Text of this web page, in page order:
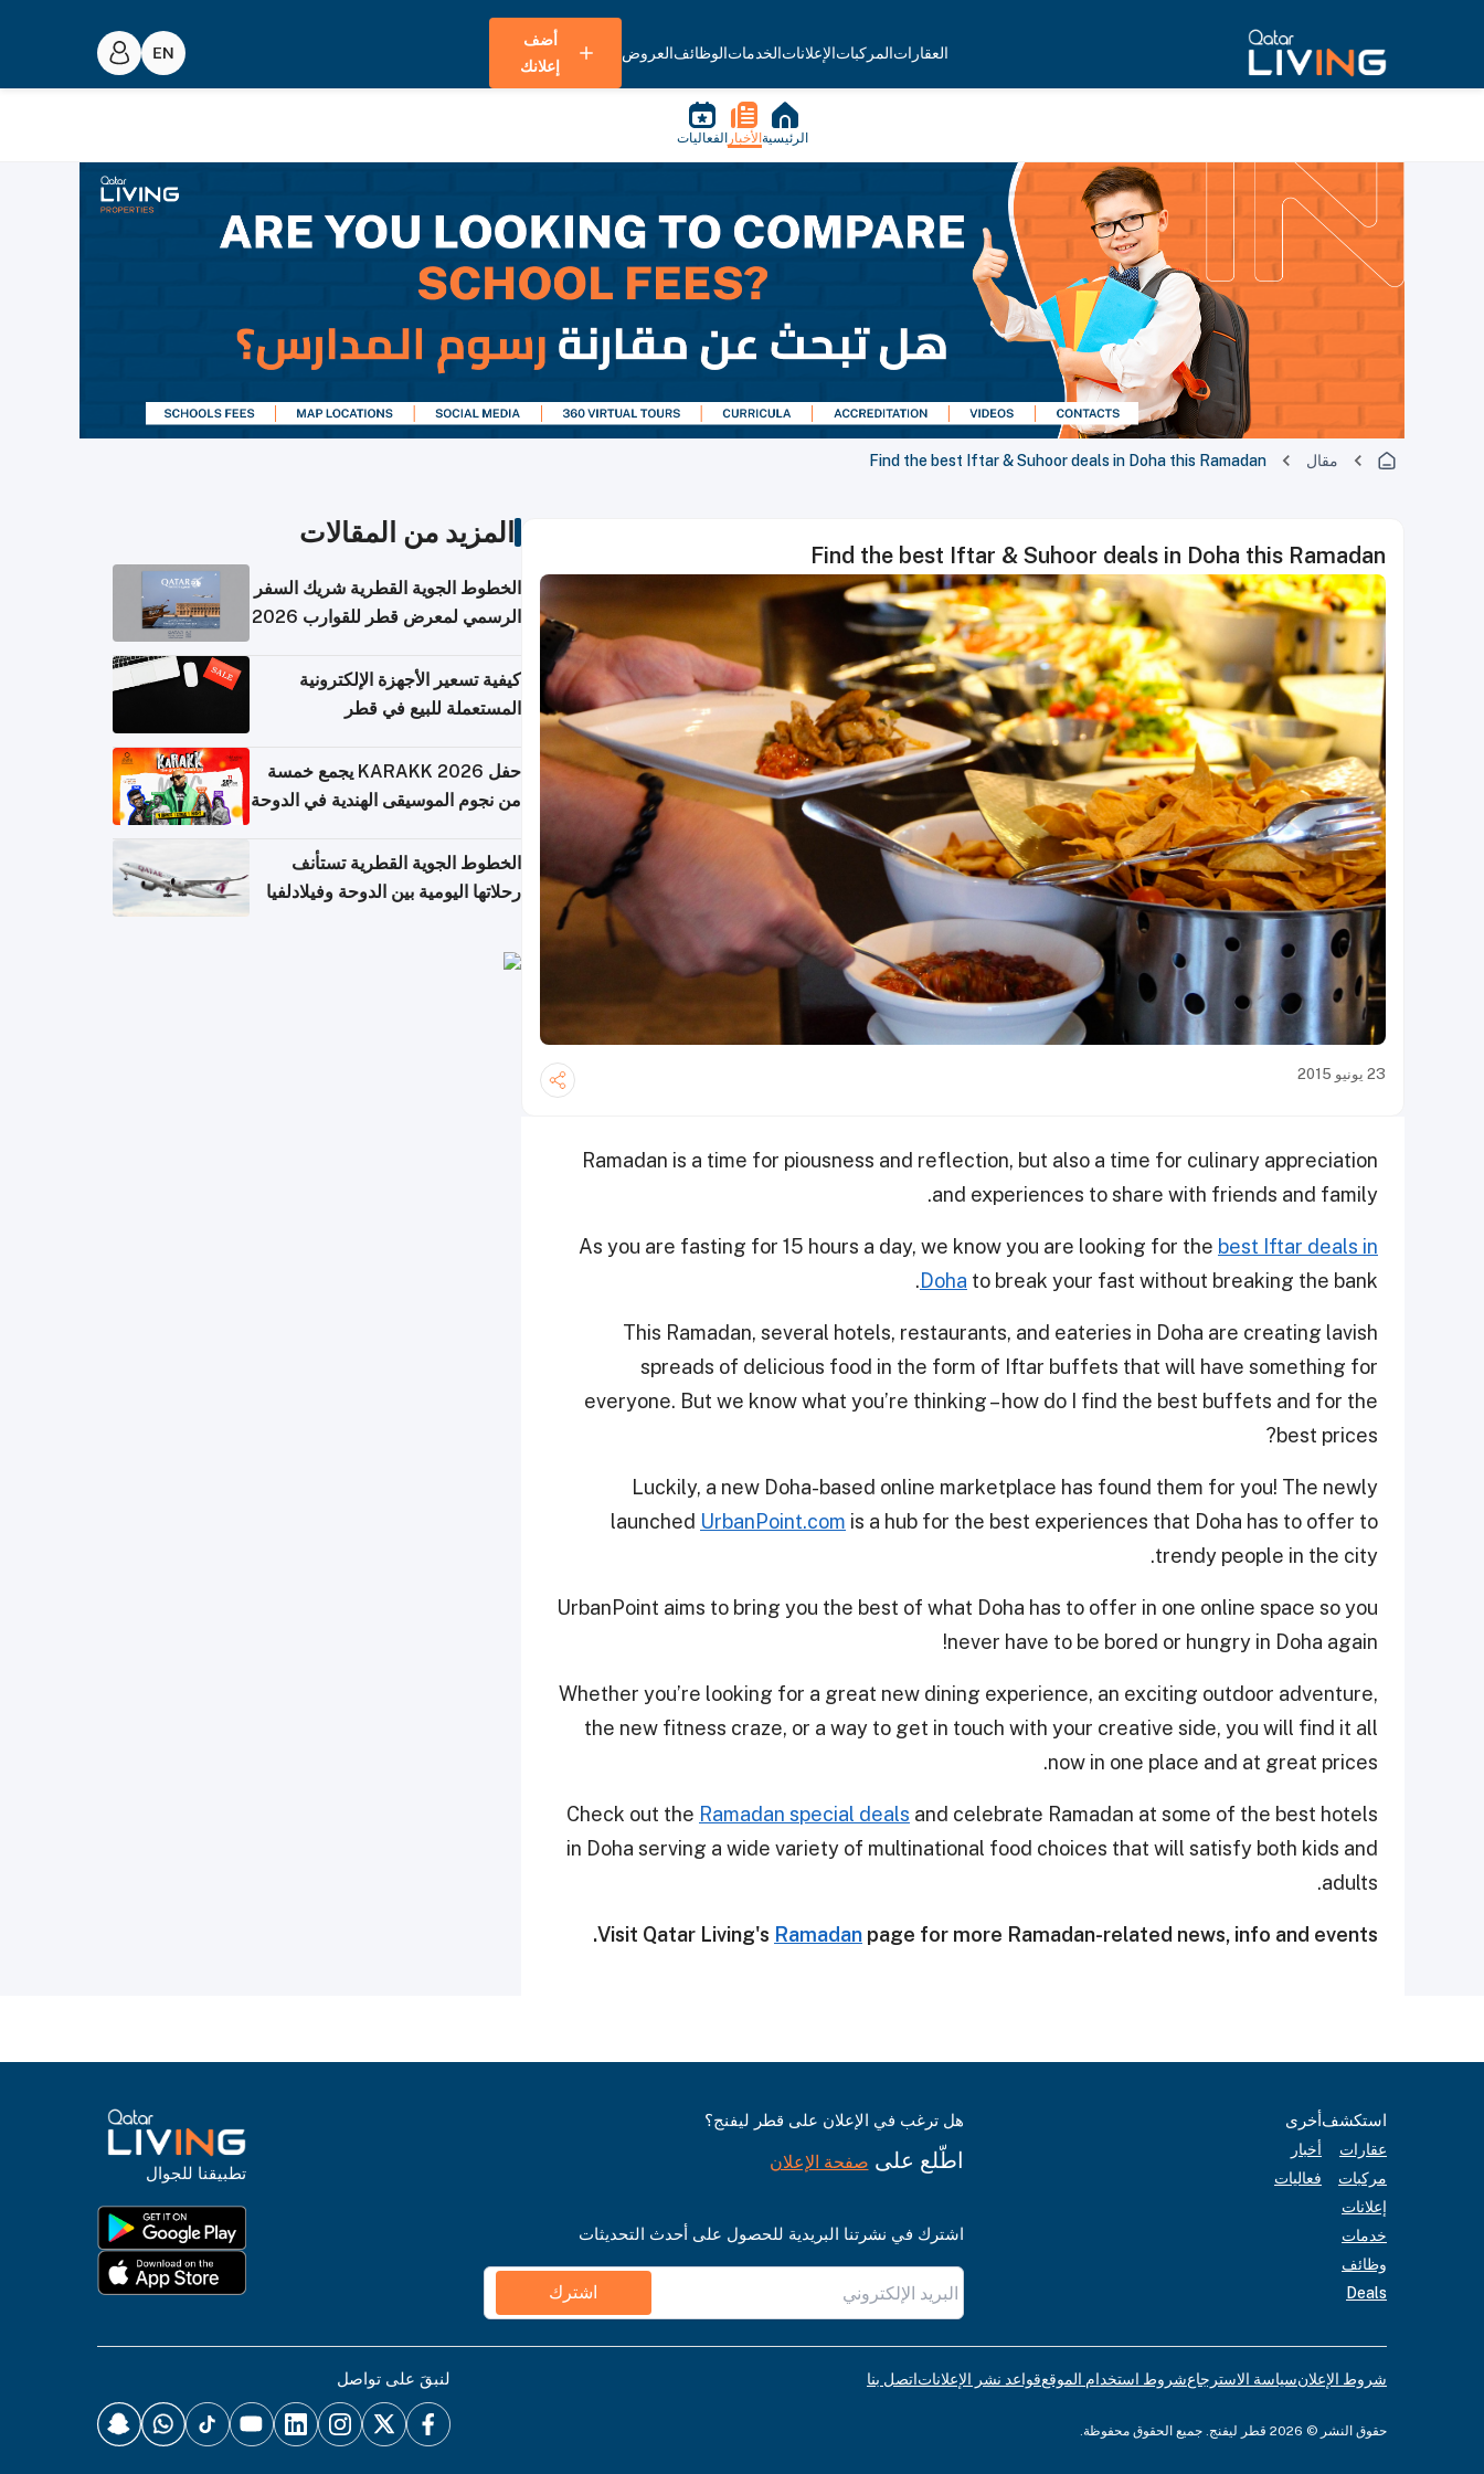
العقاراتالمركباتالإعلاناتالخدماتالوظائفالعروض
أضف
إعلانك
الرئيسية الأخبار الفعاليات
مقال Find the best Iftar & Suhoor deals in Doha this Ramadan
Find the best Iftar & Suhoor deals in Doha this Ramadan
23 يونيو 2015
Ramadan is a time for piousness and reflection, but also a time for culinary appreciation
and experiences to share with friends and family.
As you are fasting for 15 hours a day, we know you are looking for the best Iftar deals in
Doha to break your fast without breaking the bank.
This Ramadan, several hotels, restaurants, and eateries in Doha are creating lavish
spreads of delicious food in the form of Iftar buffets that will have something for
everyone. But we know what you’re thinking – how do I find the best buffets and for the
best prices?
Luckily, a new Doha-based online marketplace has found them for you! The newly
launched UrbanPoint.com is a hub for the best experiences that Doha has to offer to
trendy people in the city.
UrbanPoint aims to bring you the best of what Doha has to offer in one online space so you
never have to be bored or hungry in Doha again!
Whether you’re looking for a great new dining experience, an exciting outdoor adventure,
the new fitness craze, or a way to get in touch with your creative side, you will find it all
now in one place and at great prices.
Check out the Ramadan special deals and celebrate Ramadan at some of the best hotels
in Doha serving a wide variety of multinational food choices that will satisfy both kids and
adults.
Visit Qatar Living's Ramadan page for more Ramadan-related news, info and events.
المزيد من المقالات
الخطوط الجوية القطرية شريك السفر
الرسمي لمعرض قطر للقوارب 2026
كيفية تسعير الأجهزة الإلكترونية
المستعملة للبيع في قطر
حفل KARAKK 2026 يجمع خمسة
من نجوم الموسيقى الهندية في الدوحة
الخطوط الجوية القطرية تستأنف
رحلاتها اليومية بين الدوحة وفيلادلفيا
استكشف
عقارات
مركبات
إعلانات
خدمات
وظائف
Deals
أخرى
أخبار
فعاليات
هل ترغب في الإعلان على قطر ليفنج؟
اطّلع على صفحة الإعلان
اشترك في نشرتنا البريدية للحصول على أحدث التحديثات
اشترك
تطبيقنا للجوال
شروط الإعلانسياسة الاسترجاعشروط استخدام الموقعقواعد نشر الإعلاناتاتصل بنا
حقوق النشر © 2026 قطر ليفنج. جميع الحقوق محفوظة.
لنبقَ على تواصل